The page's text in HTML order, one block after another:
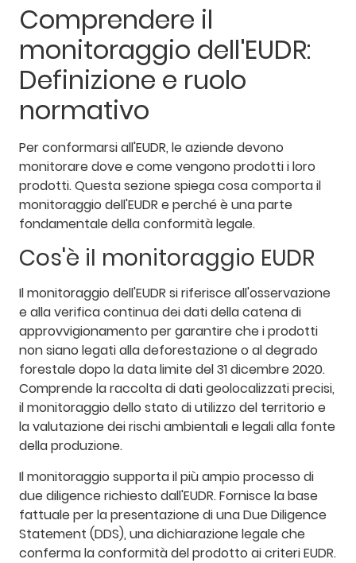
Comprendere il
monitoraggio dell'EUDR:
Definizione e ruolo
normativo
Per conformarsi all'EUDR, le aziende devono
monitorare dove e come vengono prodotti i loro
prodotti. Questa sezione spiega cosa comporta il
monitoraggio dell'EUDR e perché è una parte
fondamentale della conformità legale.
Cos'è il monitoraggio EUDR
Il monitoraggio dell'EUDR si riferisce all'osservazione
e alla verifica continua dei dati della catena di
approvvigionamento per garantire che i prodotti
non siano legati alla deforestazione o al degrado
forestale dopo la data limite del 31 dicembre 2020.
Comprende la raccolta di dati geolocalizzati precisi,
il monitoraggio dello stato di utilizzo del territorio e
la valutazione dei rischi ambientali e legali alla fonte
della produzione.
Il monitoraggio supporta il più ampio processo di
due diligence richiesto dall'EUDR. Fornisce la base
fattuale per la presentazione di una Due Diligence
Statement (DDS), una dichiarazione legale che
conferma la conformità del prodotto ai criteri EUDR.